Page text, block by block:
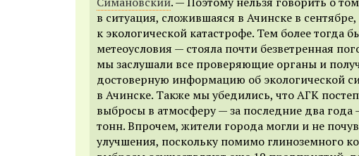
в ситуация, сложившаяся в Ачинске в
к экологической катастрофе. Тем более тогда
метеоусловия — стояла почти безветренная
мы заслушали все проверяющие органы и
достоверную информацию об экологической
в Ачинске. Также мы убедились, что АГК
выбросы в атмосферу — за последние два года
тонн. Впрочем, жители города могли и не
улучшения, поскольку помимо глиноземного